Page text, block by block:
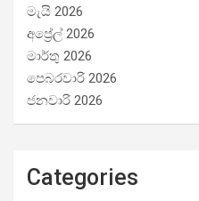
මැයි 2026
අප්‍රේල් 2026
මාර්තු 2026
පෙබරවාරි 2026
ජනවාරි 2026
Categories